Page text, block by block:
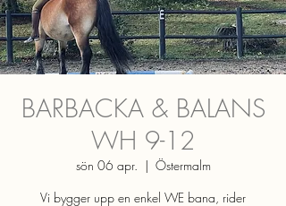
BARBACKA & BALANS
WH 9-12
sön 06 apr.
  |
Östermalm
Vi bygger upp en enkel WE bana, rider